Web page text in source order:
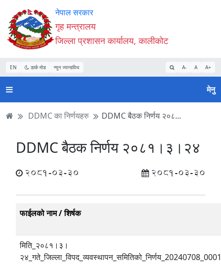
Accessibility
Mode
सुरु
गर्नुहोस्
सामाग्री
पढ्नुहाेस्
नेभिगेसन
पढ्नुहाेस्
वेबसाइट
खोजमा
जानुहोस्
नेपाल सरकार
गृह मन्त्रालय
जिल्ला प्रशासन कार्यालय, कालीकोट
EN डार्क मोड न्यून व्यान्डविथ A- A A+
मेनु
DDMC का निर्णयहरु DDMC बैठक निर्णय २०८...
DDMC बैठक निर्णय २०८१।३।२४
2081-03-30 2081-03-30
फाईलको नाम / शिर्षक
मिति_२०८१।३।